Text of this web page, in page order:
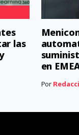
las
en
Por